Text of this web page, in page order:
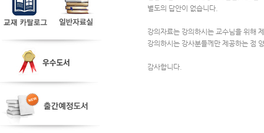
별도의 답안이 없습니다.
강의자료는 강의하시는 교수님을 위해
강의하시는 강사분들께만 제공하는 점
감사합니다.